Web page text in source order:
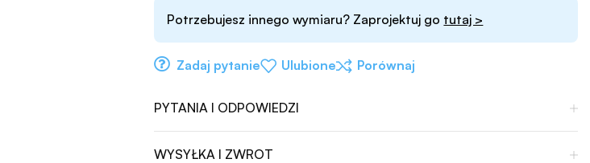
Potrzebujesz innego wymiaru? Zaprojektuj go tutaj >
Zadaj pytanie Ulubione Porównaj
PYTANIA I ODPOWIEDZI
WYSYŁKA I ZWROT